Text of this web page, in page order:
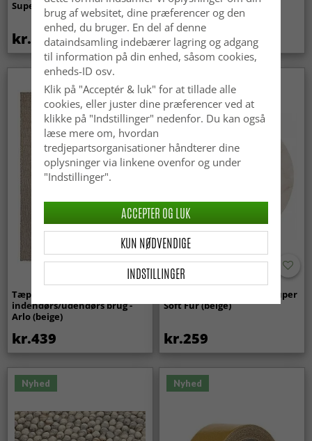
Super Soft Fur (beige)
kr.369
(lyserød)
kr.329 kr.439
Tæpper til
indendørs/udendørs brug -
Arlo (beige)
kr.439
Runde tæpper - Aranga Super
Soft Fur (beige)
kr.259
Nyhed Nyhed
brug af websitet, dine præferencer og den
enhed, du bruger. En del af denne
dataindsamling indebærer lagring og adgang
til information på din enhed, såsom cookies,
enheds-ID osv.
Klik på "Acceptér & luk" for at tillade alle
cookies, eller juster dine præferencer ved at
klikke på "Indstillinger" nedenfor. Du kan også
læse mere om, hvordan
tredjepartsorganisationer håndterer dine
oplysninger via linkene ovenfor og under
"Indstillinger".
INDSTILLINGER
KUN NØDVENDIGE
ACCEPTER OG LUK